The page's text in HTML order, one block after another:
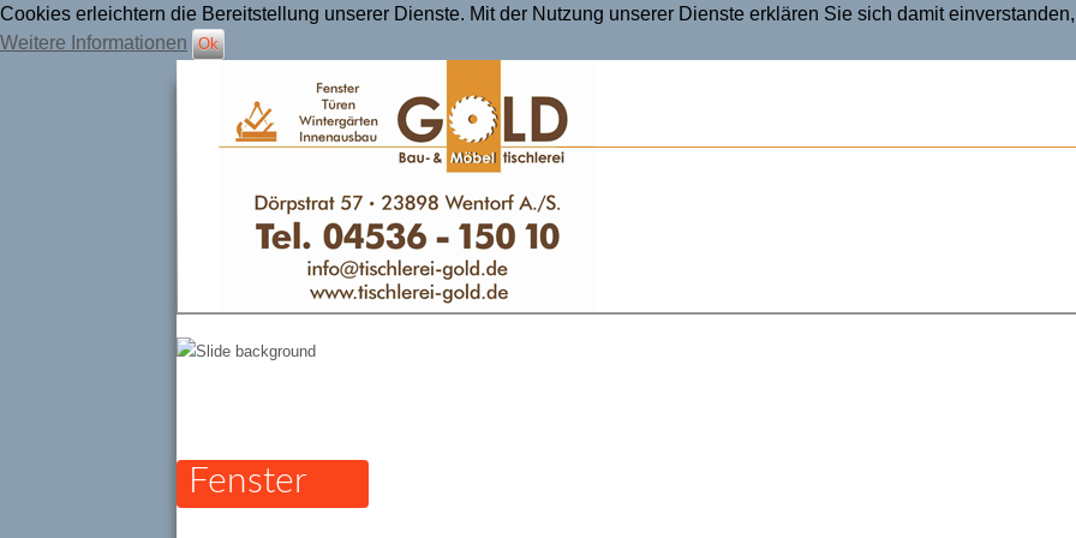
Cookies erleichtern die Bereitstellung unserer Dienste. Mit der Nutzung unserer Dienste erklären Sie sich damit
Weitere Informationen
Ok
Fenster